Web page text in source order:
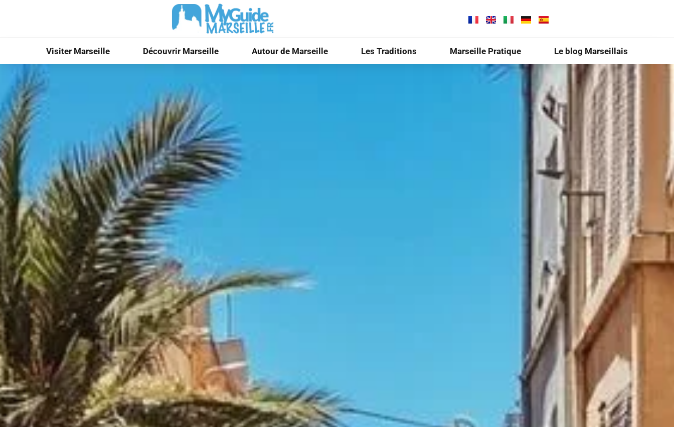
Visiter Marseille Découvrir Marseille Autour de Marseille Les Traditions Marseille Pratique Le blog Marseillais